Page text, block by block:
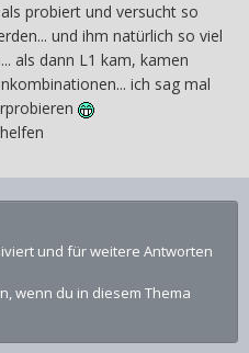
probiert und versucht so
und ihm natürlich so viel
als dann L1 kam, kamen
ich sag mal
und für weitere Antworten
wenn du in diesem Thema